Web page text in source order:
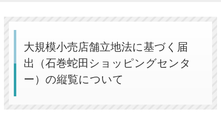
大規模小売店舗立地法に基づく届
出（石巻蛇田ショッピングセンタ
ー）の縦覧について